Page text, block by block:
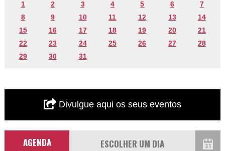
1 2 3 4 5 6
7
8
9 10 11 12 13
14
15
16 17 18 19 20
21
22
23 24 25 26 27
28
29
30 31
Divulgue aqui os seus eventos
AGENDA